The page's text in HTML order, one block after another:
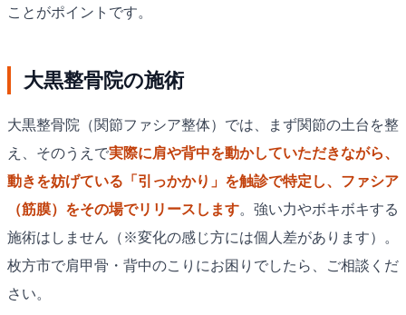
ことがポイントです。
大黒整骨院の施術
大黒整骨院（関節ファシア整体）では、まず関節の土台を整
え、そのうえで実際に肩や背中を動かしていただきながら、
動きを妨げている「引っかかり」を触診で特定し、ファシア
（筋膜）をその場でリリースします。強い力やボキボキする
施術はしません（※変化の感じ方には個人差があります）。
枚方市で肩甲骨・背中のこりにお困りでしたら、ご相談くだ
さい。